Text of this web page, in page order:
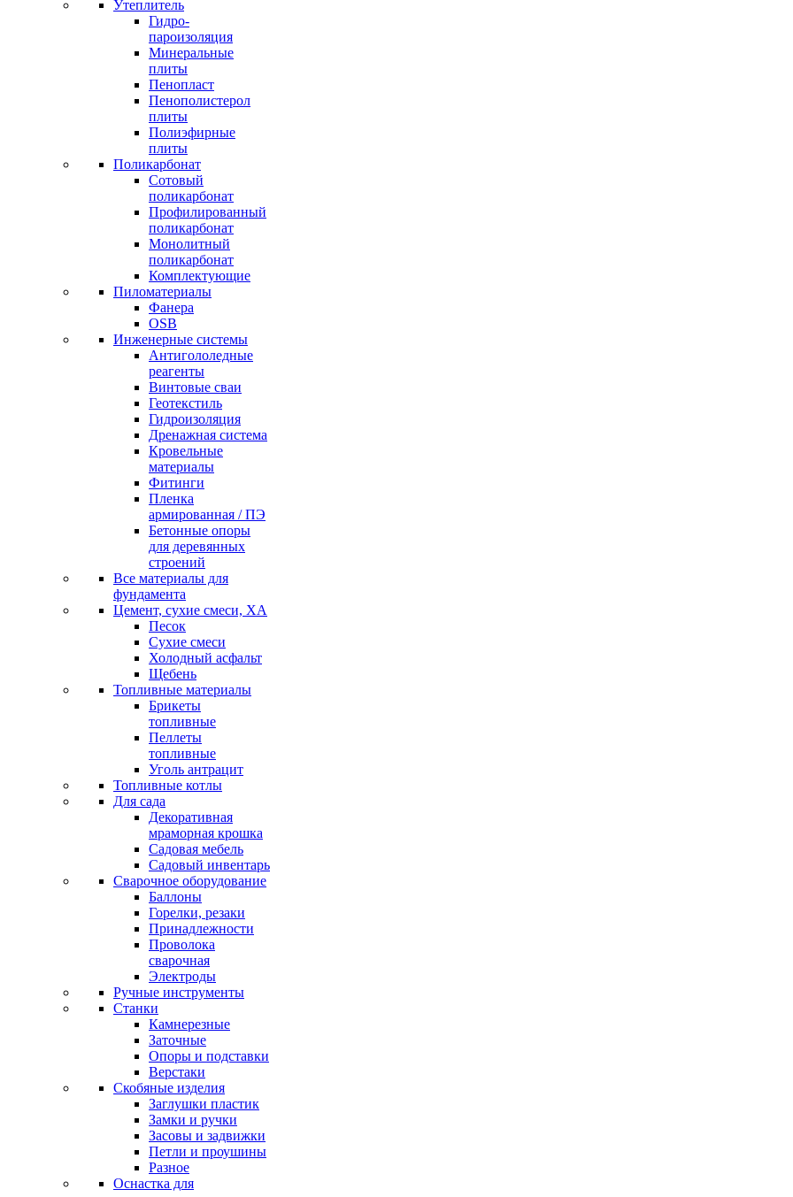
Утеплитель
Гидро-
пароизоляция
Минеральные
плиты
Пенопласт
Пенополистерол
плиты
Полиэфирные
плиты
Поликарбонат
Сотовый
поликарбонат
Профилированный
поликарбонат
Монолитный
поликарбонат
Комплектующие
Пиломатериалы
Фанера
OSB
Инженерные системы
Антигололедные
реагенты
Винтовые сваи
Геотекстиль
Гидроизоляция
Дренажная система
Кровельные
материалы
Фитинги
Пленка
армированная / ПЭ
Бетонные опоры
для деревянных
строений
Все материалы для
фундамента
Цемент, сухие смеси, ХА
Песок
Сухие смеси
Холодный асфальт
Щебень
Топливные материалы
Брикеты
топливные
Пеллеты
топливные
Уголь антрацит
Топливные котлы
Для сада
Декоративная
мраморная крошка
Садовая мебель
Садовый инвентарь
Сварочное оборудование
Баллоны
Горелки, резаки
Принадлежности
Проволока
сварочная
Электроды
Ручные инструменты
Станки
Камнерезные
Заточные
Опоры и подставки
Верстаки
Скобяные изделия
Заглушки пластик
Замки и ручки
Засовы и задвижки
Петли и проушины
Разное
Оснастка для